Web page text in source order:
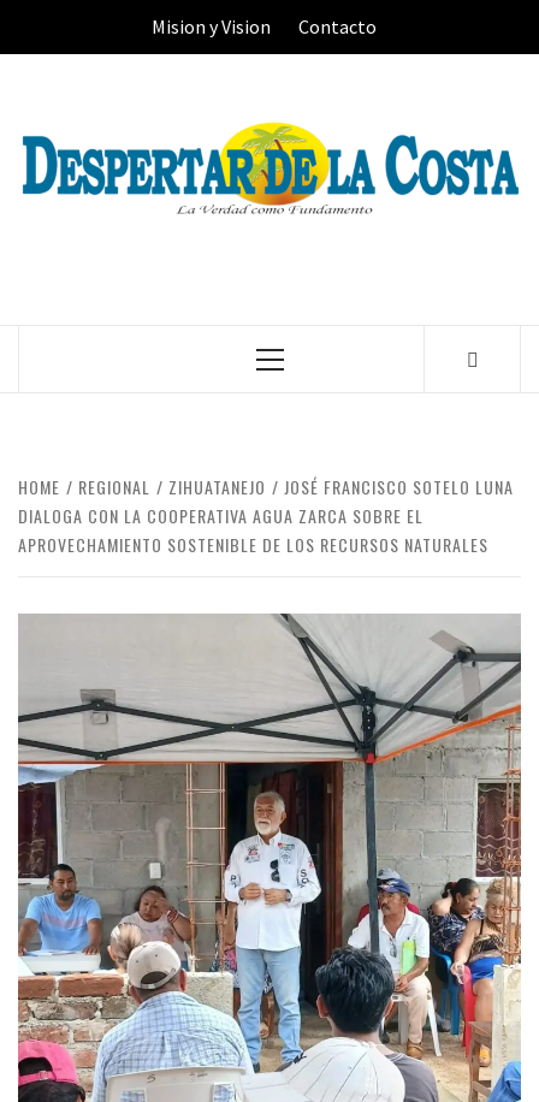
Mision y Vision Contacto
Primary
HOME REGIONAL ZIHUATANEJO
JOSÉ FRANCISCO SOTELO LUNA
DIALOGA CON LA COOPERATIVA AGUA ZARCA SOBRE EL
APROVECHAMIENTO SOSTENIBLE DE LOS RECURSOS NATURALES